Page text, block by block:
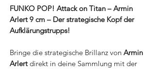
FUNKO POP! Attack on Titan – Armin
Arlert 9 cm – Der strategische Kopf der
Aufklärungstrupps!
Bringe die strategische Brillanz von Armin
Arlertdirekt in deine Sammlung mit der